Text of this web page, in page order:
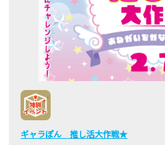
Gがくえん
ブランドからのお知らせ
いっしょに創る
イベントレポート
ギャラぽん 推し活大作戦★